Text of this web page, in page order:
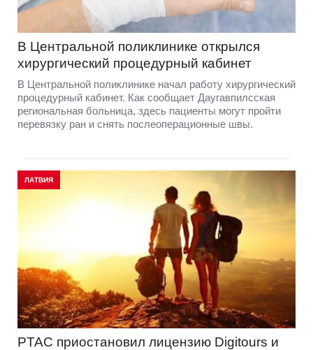
В Центральной поликлинике открылся
хирургический процедурный кабинет
В Центральной поликлинике начал работу хирургический
процедурный кабинет. Как сообщает Даугавпилсская
региональная больница, здесь пациенты могут пройти
перевязку ран и снять послеоперационные швы.
ЛАТВИЯ
PTAC приостановил лицензию Digitours и